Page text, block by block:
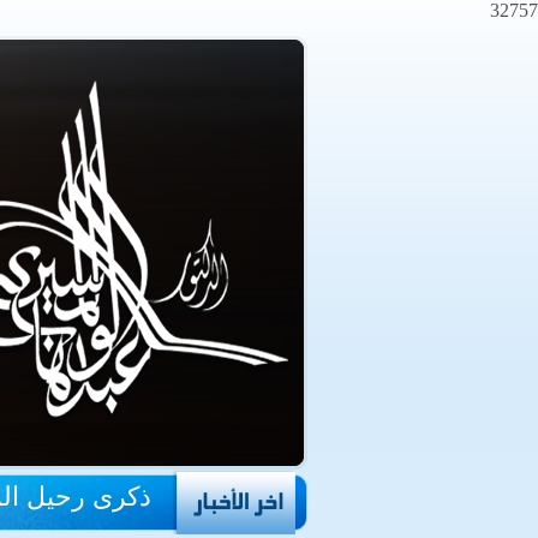
32757
ذكرى رحيل